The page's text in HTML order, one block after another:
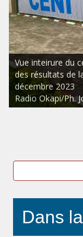
Vue inteirure du
des résultats de
décembre 2023
Radio Okapi/Ph.
Dans